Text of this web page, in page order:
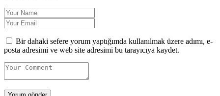
Bir dahaki sefere yorum yaptığımda kullanılmak üzere adımı, e-
posta adresimi ve web site adresimi bu tarayıcıya kaydet.